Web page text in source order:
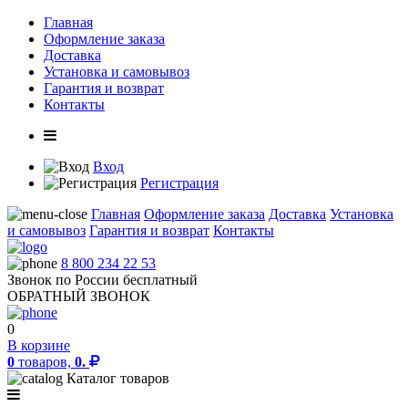
Главная
Оформление заказа
Доставка
Установка и самовывоз
Гарантия и возврат
Контакты
Вход
Регистрация
Главная Оформление заказа Доставка Установка
и самовывоз Гарантия и возврат Контакты
8 800 234 22 53
Звонок по России бесплатный
ОБРАТНЫЙ ЗВОНОК
0
В корзине
0 товаров, 0.
Каталог товаров